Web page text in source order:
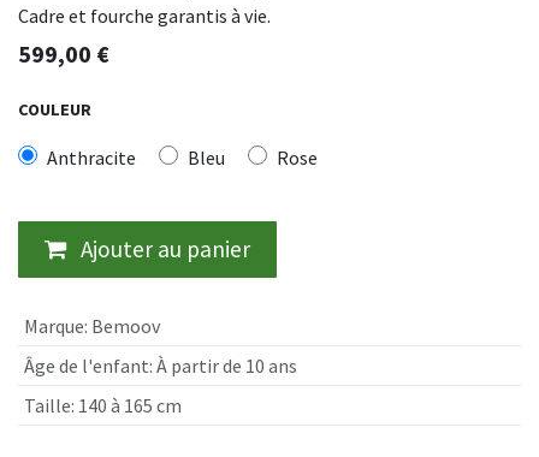
Cadre et fourche garantis à vie.
599,00 €
COULEUR
Anthracite Bleu Rose
Ajouter au panier
Marque: Bemoov
Âge de l'enfant: À partir de 10 ans
Taille: 140 à 165 cm